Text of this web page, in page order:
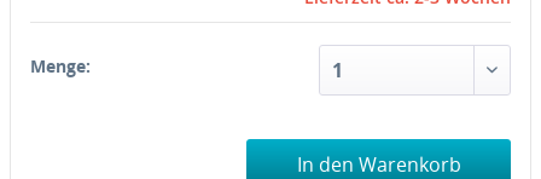
Menge:
In den Warenkorb